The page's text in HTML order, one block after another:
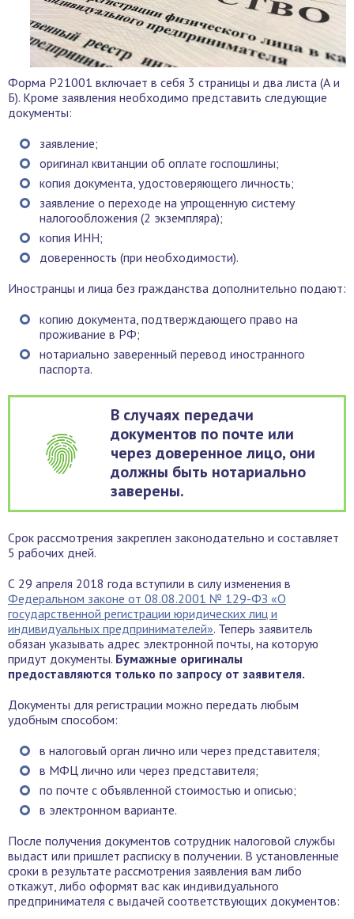
Форма Р21001 включает в себя 3 страницы и два листа (А и
Б). Кроме заявления необходимо представить следующие
документы:
заявление;
оригинал квитанции об оплате госпошлины;
копия документа, удостоверяющего личность;
заявление о переходе на упрощенную систему
налогообложения (2 экземпляра);
копия ИНН;
доверенность (при необходимости).
Иностранцы и лица без гражданства дополнительно подают:
копию документа, подтверждающего право на
проживание в РФ;
нотариально заверенный перевод иностранного
паспорта.
В случаях передачи
документов по почте или
через доверенное лицо, они
должны быть нотариально
заверены.
Срок рассмотрения закреплен законодательно и составляет
5 рабочих дней.
С 29 апреля 2018 года вступили в силу изменения в
Федеральном законе от 08.08.2001 № 129-ФЗ «О
государственной регистрации юридических лиц и
индивидуальных предпринимателей». Теперь заявитель
обязан указывать адрес электронной почты, на которую
придут документы. Бумажные оригиналы
предоставляются только по запросу от заявителя.
Документы для регистрации можно передать любым
удобным способом:
в налоговый орган лично или через представителя;
в МФЦ лично или через представителя;
по почте с объявленной стоимостью и описью;
в электронном варианте.
После получения документов сотрудник налоговой службы
выдаст или пришлет расписку в получении. В установленные
сроки в результате рассмотрения заявления вам либо
откажут, либо оформят вас как индивидуального
предпринимателя с выдачей соответствующих документов: